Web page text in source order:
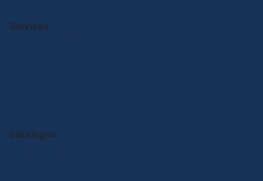
Services
Catalogue